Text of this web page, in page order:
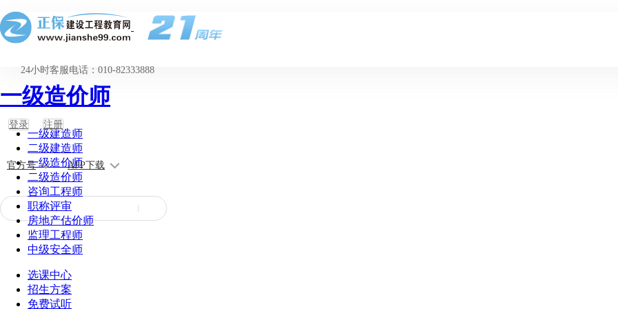
24小时客服电话：010-82333888
登录 注册
官方号 APP下载
一级造价师
一级建造师
二级建造师
一级造价师
二级造价师
咨询工程师
职称评审
房地产估价师
监理工程师
中级安全师
选课中心
招生方案
免费试听